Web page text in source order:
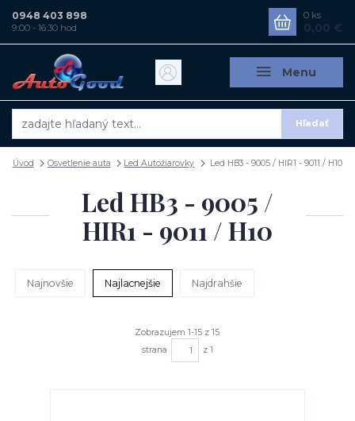
Menu
Hľadať
0948 403 898
9:00 - 16:30 hod
0 ks
0,00 €
Úvod Osvetlenie auta Led Autožiarovky Led HB3 - 9005 / HIR1 - 9011 / H10
Led HB3 - 9005 /
HIR1 - 9011 / H10
Najnovšie Najlacnejšie Najdrahšie
Zobrazujem 1-15 z 15
strana
z 1